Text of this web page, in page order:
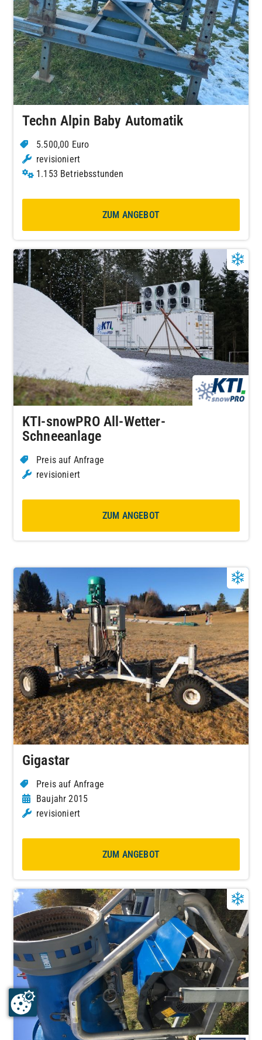
Techn Alpin Baby Automatik
5.500,00 Euro
revisioniert
1.153 Betriebsstunden
ZUM ANGEBOT
KTI-snowPRO All-Wetter-
Schneeanlage
Preis auf Anfrage
revisioniert
ZUM ANGEBOT
Gigastar
Preis auf Anfrage
Baujahr 2015
revisioniert
ZUM ANGEBOT